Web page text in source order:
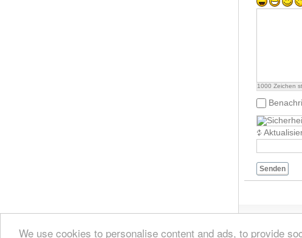
We use cookies to personalise content and ads, to provide
1000 Zeichen
Senden